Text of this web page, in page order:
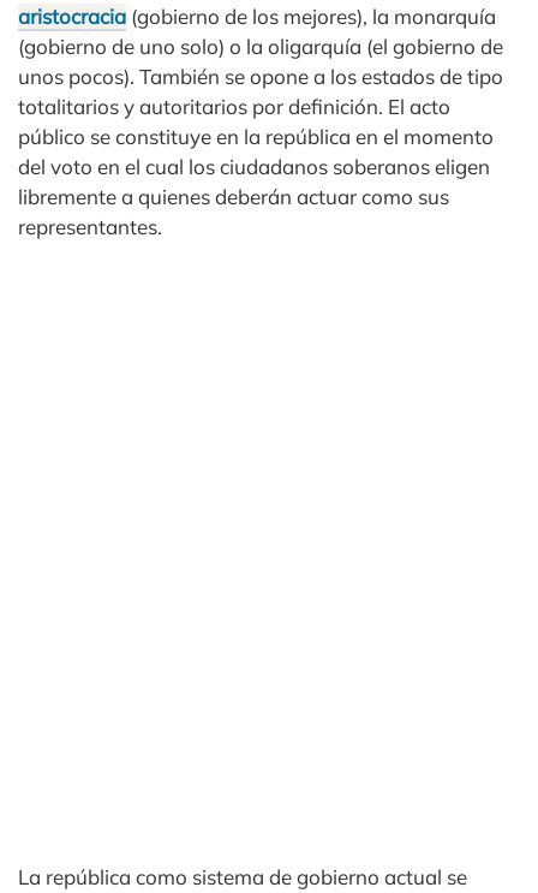
aristocracia (gobierno de los mejores), la monarquía
(gobierno de uno solo) o la oligarquía (el gobierno de
unos pocos). También se opone a los estados de tipo
totalitarios y autoritarios por definición. El acto
público se constituye en la república en el momento
del voto en el cual los ciudadanos soberanos eligen
libremente a quienes deberán actuar como sus
representantes.
La república como sistema de gobierno actual se